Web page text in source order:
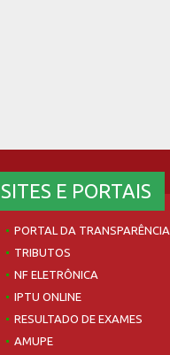
SITES E PORTAIS
PORTAL DA TRANSPARÊNCIA
TRIBUTOS
NF ELETRÔNICA
IPTU ONLINE
RESULTADO DE EXAMES
AMUPE